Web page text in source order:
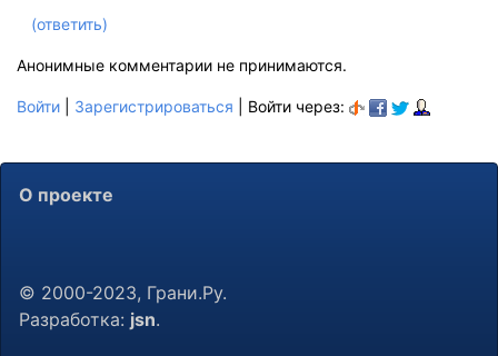
(ответить)
Анонимные комментарии не принимаются.
Войти Зарегистрироваться | Войти через:
О проекте
© 2000-2023, Грани.Ру.
Разработка: jsn.